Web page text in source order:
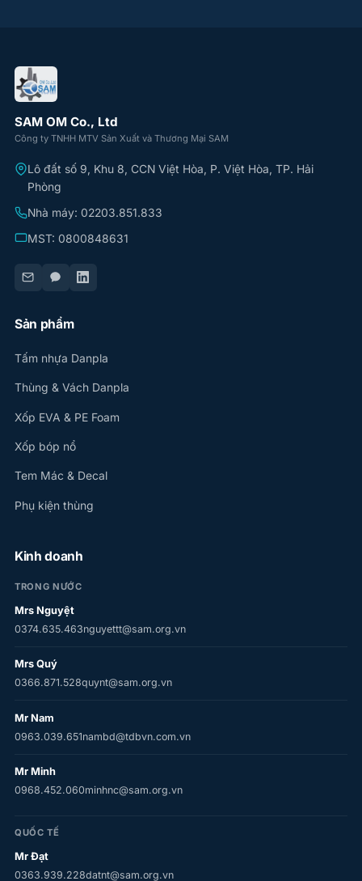
SAM OM Co., Ltd
Công ty TNHH MTV Sản Xuất và Thương Mại SAM
Lô đất số 9, Khu 8, CCN Việt Hòa, P. Việt Hòa, TP. Hải
Phòng
Nhà máy: 02203.851.833
MST: 0800848631
Sản phẩm
Tấm nhựa Danpla
Thùng & Vách Danpla
Xốp EVA & PE Foam
Xốp bóp nổ
Tem Mác & Decal
Phụ kiện thùng
Kinh doanh
TRONG NƯỚC
Mrs Nguyệt
0374.635.463nguyettt@sam.org.vn
Mrs Quý
0366.871.528quynt@sam.org.vn
Mr Nam
0963.039.651nambd@tdbvn.com.vn
Mr Minh
0968.452.060minhnc@sam.org.vn
QUỐC TẾ
Mr Đạt
0363.939.228datnt@sam.org.vn